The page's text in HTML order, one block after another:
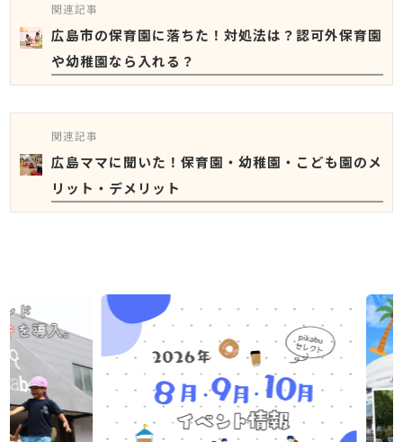
関連記事
広島市の保育園に落ちた！対処法は？認可外保育園
や幼稚園なら入れる？
関連記事
広島ママに聞いた！保育園・幼稚園・こども園のメ
リット・デメリット